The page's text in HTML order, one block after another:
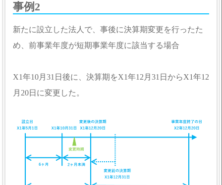
事例2
新たに設立した法人で、事後に決算期変更を行ったた
め、前事業年度が短期事業年度に該当する場合
X1年10月31日後に、決算期をX1年12月31日からX1年12
月20日に変更した。